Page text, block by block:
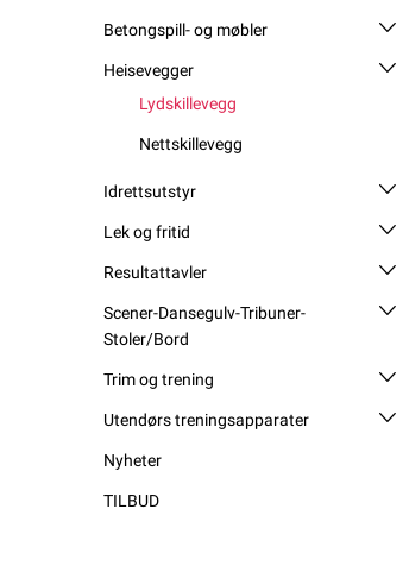
Betongspill- og møbler
Heisevegger
Lydskillevegg
Nettskillevegg
Idrettsutstyr
Lek og fritid
Resultattavler
Scener-Dansegulv-Tribuner-
Stoler/Bord
Trim og trening
Utendørs treningsapparater
Nyheter
TILBUD